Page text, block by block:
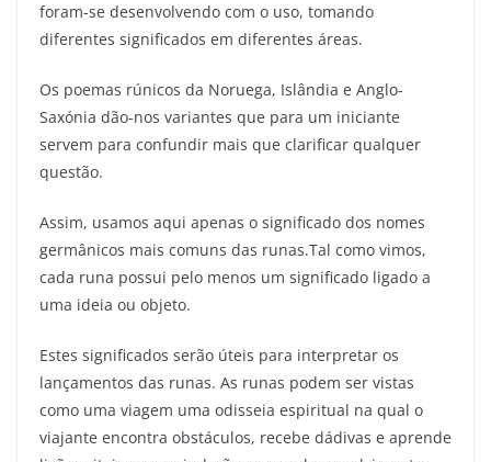
foram-se desenvolvendo com o uso, tomando
diferentes significados em diferentes áreas.
Os poemas rúnicos da Noruega, Islândia e Anglo-
Saxónia dão-nos variantes que para um iniciante
servem para confundir mais que clarificar qualquer
questão.
Assim, usamos aqui apenas o significado dos nomes
germânicos mais comuns das runas.Tal como vimos,
cada runa possui pelo menos um significado ligado a
uma ideia ou objeto.
Estes significados serão úteis para interpretar os
lançamentos das runas. As runas podem ser vistas
como uma viagem uma odisseia espiritual na qual o
viajante encontra obstáculos, recebe dádivas e aprende